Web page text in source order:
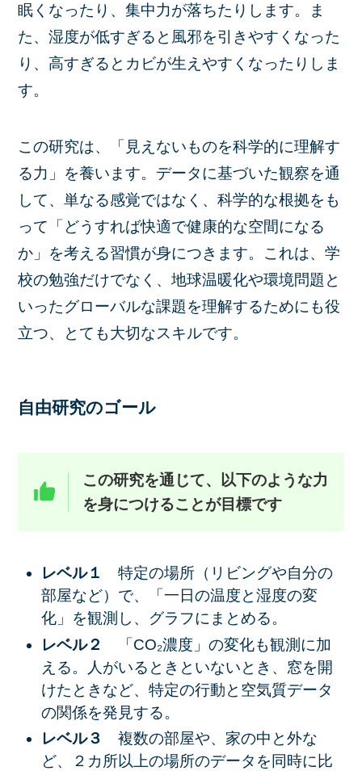
眠くなったり、集中力が落ちたりします。ま
た、湿度が低すぎると風邪を引きやすくなった
り、高すぎるとカビが生えやすくなったりしま
す。
この研究は、「見えないものを科学的に理解す
る力」を養います。データに基づいた観察を通
して、単なる感覚ではなく、科学的な根拠をも
って「どうすれば快適で健康的な空間になる
か」を考える習慣が身につきます。これは、学
校の勉強だけでなく、地球温暖化や環境問題と
いったグローバルな課題を理解するためにも役
立つ、とても大切なスキルです。
自由研究のゴール
この研究を通じて、以下のような力
を身につけることが目標です
レベル１ 特定の場所（リビングや自分の
部屋など）で、「一日の温度と湿度の変
化」を観測し、グラフにまとめる。
レベル２
「CO₂濃度」の変化も観測に加
える。人がいるときといないとき、窓を開
けたときなど、特定の行動と空気質データ
の関係を発見する。
レベル３ 複数の部屋や、家の中と外な
ど、２カ所以上の場所のデータを同時に比